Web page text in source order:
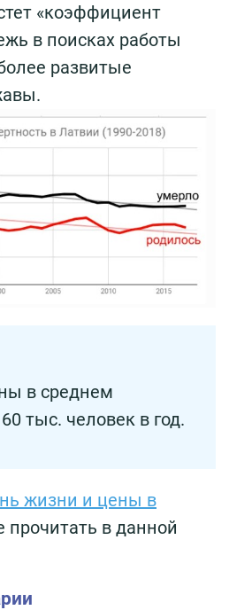
«коэффициент
в поисках работы
развитые
в среднем
тыс. человек в год.
жизни и цены в
в данной